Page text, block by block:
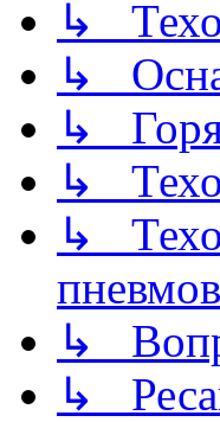
↳
↳
↳
↳
↳
↳
↳